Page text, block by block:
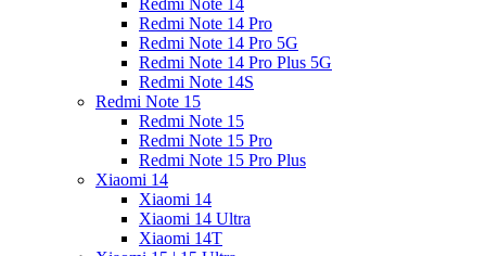
Redmi Note 14
Redmi Note 14 Pro
Redmi Note 14 Pro 5G
Redmi Note 14 Pro Plus 5G
Redmi Note 14S
Redmi Note 15
Redmi Note 15
Redmi Note 15 Pro
Redmi Note 15 Pro Plus
Xiaomi 14
Xiaomi 14
Xiaomi 14 Ultra
Xiaomi 14T